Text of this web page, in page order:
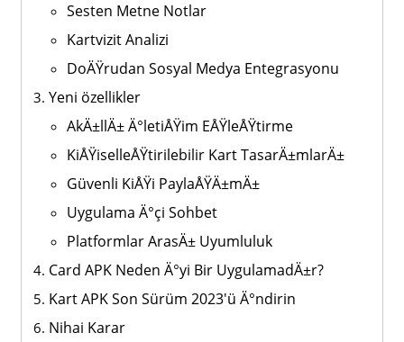
Sesten Metne Notlar
Kartvizit Analizi
DoÄŸrudan Sosyal Medya Entegrasyonu
Yeni özellikler
AkÄ±llÄ± Ä°letiÅŸim EÅŸleÅŸtirme
KiÅŸiselleÅŸtirilebilir Kart TasarÄ±mlarÄ±
Güvenli KiÅŸi PaylaÅŸÄ±mÄ±
Uygulama Ä°çi Sohbet
Platformlar ArasÄ± Uyumluluk
Card APK Neden Ä°yi Bir UygulamadÄ±r?
Kart APK Son Sürüm 2023'ü Ä°ndirin
Nihai Karar